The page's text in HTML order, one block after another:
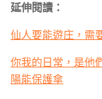
延伸閱讀：
仙人要能遊庄，需
你我的日常，是他
陽能保護傘